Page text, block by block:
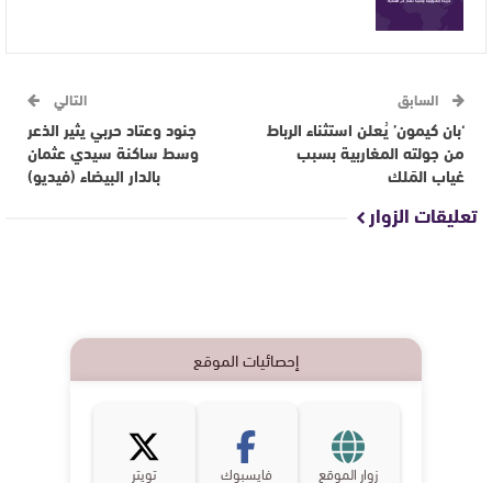
السابق
‘بان كيمون’ يُعلن استثناء الرباط
من جولته المغاربية بسبب
غياب المَلك
التالي
جنود وعتاد حربي يثير الذعر
وسط ساكنة سيدي عثمان
بالدار البيضاء (فيديو)
تعليقات الزوار
إحصائيات الموقع
زوار الموقع فايسبوك تويتر